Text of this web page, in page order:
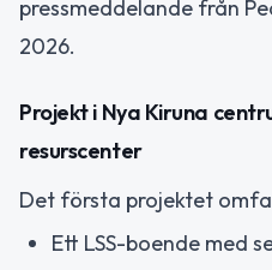
pressmeddelande från
2026.
Projekt i Nya Kiruna
resurscenter
Det första projektet
Ett LSS-boende med